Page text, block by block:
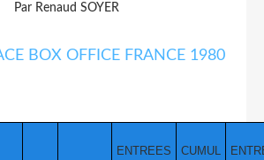
Par Renaud SOYER
ENTREES CUMUL